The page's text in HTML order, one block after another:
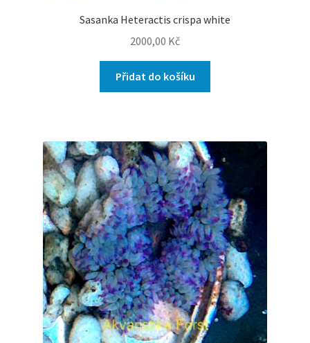
Sasanka Heteractis crispa white
2000,00 Kč
Přidat do košíku